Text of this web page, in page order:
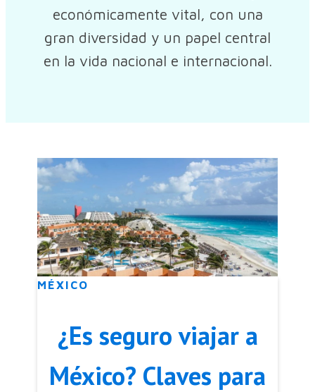
económicamente vital, con una
gran diversidad y un papel central
en la vida nacional e internacional.
MÉXICO
¿Es seguro viajar a
México? Claves para